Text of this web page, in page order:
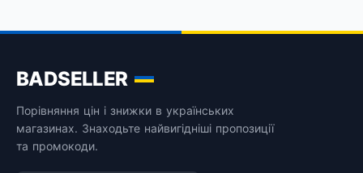
BADSELLER
Порівняння цін і знижки в українських
магазинах. Знаходьте найвигідніші пропозиції
та промокоди.